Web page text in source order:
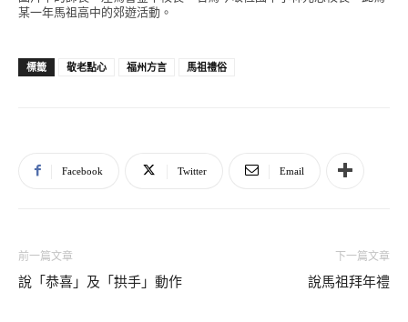
某一年馬祖高中的郊遊活動。
標籤 敬老點心 福州方言 馬祖禮俗
Facebook Twitter Email
前一篇文章
說「恭喜」及「拱手」動作
下一篇文章
說馬祖拜年禮